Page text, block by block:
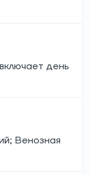
день
Венозная